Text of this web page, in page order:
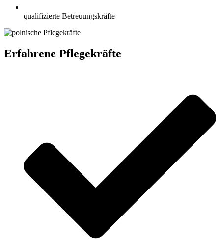
qualifizierte Betreuungskräfte
Erfahrene Pflegekräfte